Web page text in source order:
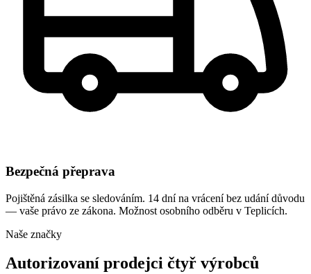
Bezpečná přeprava
Pojištěná zásilka se sledováním. 14 dní na vrácení bez udání důvodu
— vaše právo ze zákona. Možnost osobního odběru v Teplicích.
Naše značky
Autorizovaní prodejci čtyř výrobců